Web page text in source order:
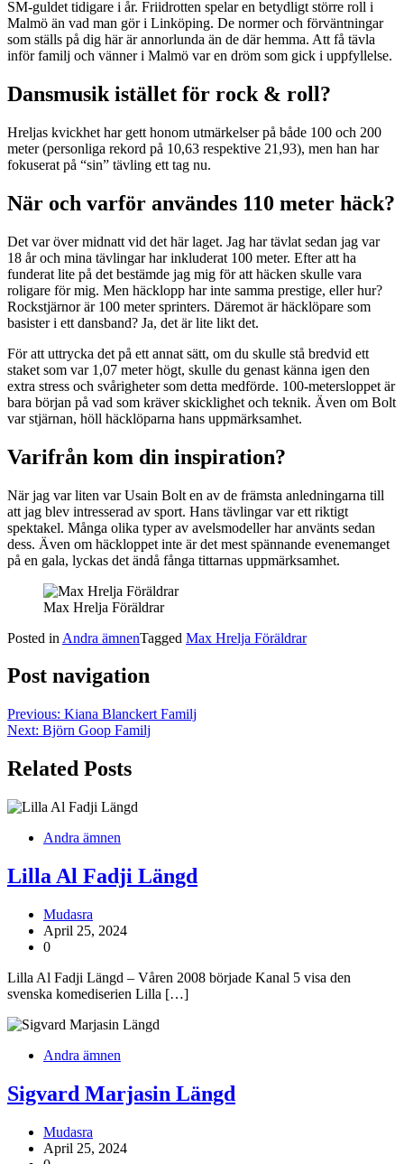
SM-guldet tidigare i år. Friidrotten spelar en betydligt större roll i
Malmö än vad man gör i Linköping. De normer och förväntningar
som ställs på dig här är annorlunda än de där hemma. Att få tävla
inför familj och vänner i Malmö var en dröm som gick i uppfyllelse.
Dansmusik istället för rock & roll?
Hreljas kvickhet har gett honom utmärkelser på både 100 och 200
meter (personliga rekord på 10,63 respektive 21,93), men han har
fokuserat på “sin” tävling ett tag nu.
När och varför användes 110 meter häck?
Det var över midnatt vid det här laget. Jag har tävlat sedan jag var
18 år och mina tävlingar har inkluderat 100 meter. Efter att ha
funderat lite på det bestämde jag mig för att häcken skulle vara
roligare för mig. Men häcklopp har inte samma prestige, eller hur?
Rockstjärnor är 100 meter sprinters. Däremot är häcklöpare som
basister i ett dansband? Ja, det är lite likt det.
För att uttrycka det på ett annat sätt, om du skulle stå bredvid ett
staket som var 1,07 meter högt, skulle du genast känna igen den
extra stress och svårigheter som detta medförde. 100-metersloppet är
bara början på vad som kräver skicklighet och teknik. Även om Bolt
var stjärnan, höll häcklöparna hans uppmärksamhet.
Varifrån kom din inspiration?
När jag var liten var Usain Bolt en av de främsta anledningarna till
att jag blev intresserad av sport. Hans tävlingar var ett riktigt
spektakel. Många olika typer av avelsmodeller har använts sedan
dess. Även om häckloppet inte är det mest spännande evenemanget
på en gala, lyckas det ändå fånga tittarnas uppmärksamhet.
Max Hrelja Föräldrar
Posted in Andra ämnenTagged Max Hrelja Föräldrar
Post navigation
Previous: Kiana Blanckert Familj
Next: Björn Goop Familj
Related Posts
Andra ämnen
Lilla Al Fadji Längd
Mudasra
April 25, 2024
0
Lilla Al Fadji Längd – Våren 2008 började Kanal 5 visa den
svenska komediserien Lilla […]
Andra ämnen
Sigvard Marjasin Längd
Mudasra
April 25, 2024